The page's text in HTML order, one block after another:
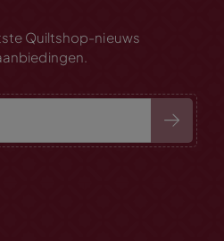
Quiltshop-nieuws